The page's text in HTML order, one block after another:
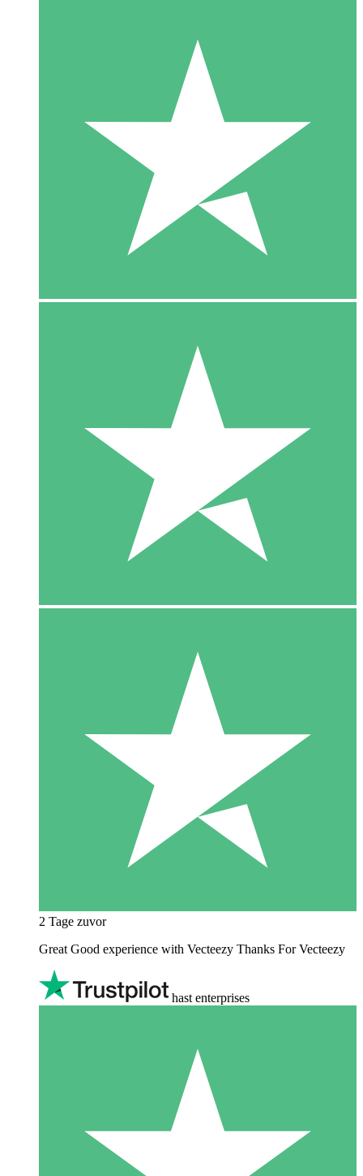
2 Tage zuvor
Great Good experience with Vecteezy Thanks For Vecteezy
hast enterprises